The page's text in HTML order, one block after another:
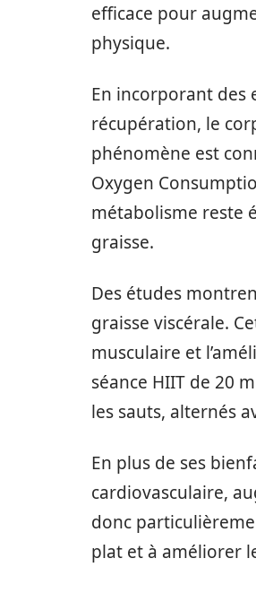
efficace pour
physique.
En incorporant des
récupération, le
phénomène est
Oxygen
métabolisme reste
graisse.
Des études
graisse viscérale.
musculaire et
séance HIIT de 20
les sauts, alternés
En plus de ses
cardiovasculaire,
donc
plat et à améliorer